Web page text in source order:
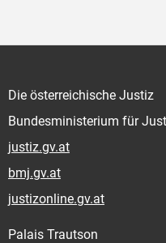
Die österreichische Justiz
Bundesministerium für
justiz.gv.at
bmj.gv.at
justizonline.gv.at
Palais Trautson